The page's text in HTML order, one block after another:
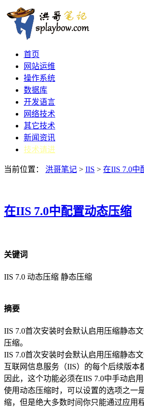
首页
网站运维
操作系统
数据库
开发语言
网络技术
其它技术
新闻资讯
技术请进
当前位置： 洪哥笔记 > IIS > 在IIS 7.0中
在IIS 7.0中配置动态压缩
关键词
IIS 7.0 动态压缩 静态压缩
摘要
IIS 7.0首次安装时会默认启用压缩静态
压缩。
IIS 7.0首次安装时会默认启用压缩静态
互联网信息服务（IIS）的每个后续版
因此，这个功能必须在IIS 7.0中手动启
使用动态压缩时，可以设置的选项之一
缩，但是绝大多数时间你只能通过应用